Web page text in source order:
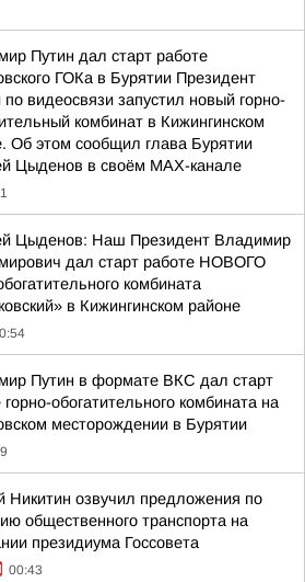
Путин дал старт работе
ГОКа в Бурятии Президент
по видеосвязи запустил новый горно-
комбинат в Кижингинском
Об этом сообщил глава Бурятии
Цыденов в своём MAX-канале
Цыденов: Наш Президент Владимир
дал старт работе НОВОГО
комбината
в Кижингинском районе
Путин в формате ВКС дал старт
горно-обогатительного комбината на
месторождении в Бурятии
Никитин озвучил предложения по
общественного транспорта на
президиума Госсовета
00:43